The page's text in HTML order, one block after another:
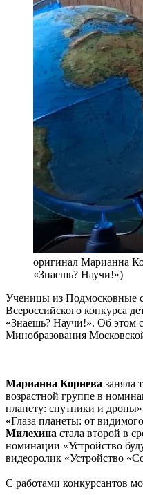
оригинал Марианна
«Знаешь? Научи!»)
Ученицы из Подмосковные
Всероссийского конкурса
«Знаешь? Научи!». Об этом
Минобразования
Марианна Корнева заняла
возрастной группе в
планету: спутники и
«Глаза планеты: от
Милехина стала второй в
номинации «Устройство
видеоролик «Устройство
С работами конкурсантов